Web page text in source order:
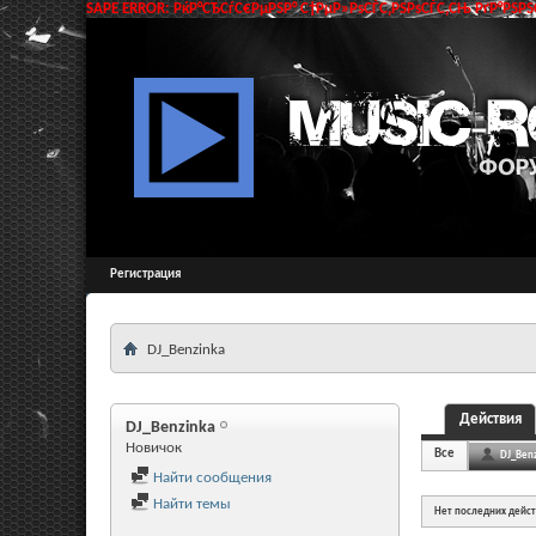
SAPE ERROR: РќР°СЂСѓС€РµРЅР° С†РµР»РѕСЃС‚РЅРѕСЃС‚СЊ
Регистрация
DJ_Benzinka
DJ_Benzinka
Новичок
Найти сообщения
Найти темы
Действия
Все
Нет последних